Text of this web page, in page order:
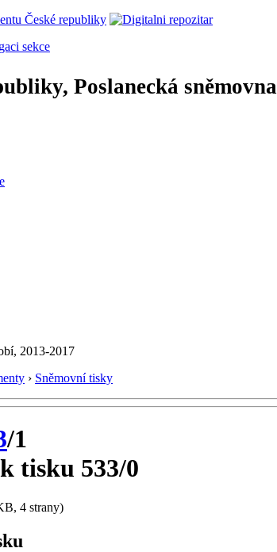
sekce
Poslanecká sněmovna
2013-2017
› Sněmovní tisky
/1
tisku 533/0
4 strany)